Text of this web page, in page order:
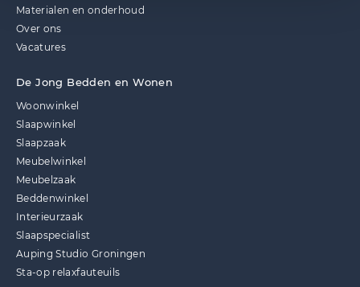
Materialen en onderhoud
Over ons
Vacatures
De Jong Bedden en Wonen
Woonwinkel
Slaapwinkel
Slaapzaak
Meubelwinkel
Meubelzaak
Beddenwinkel
Interieurzaak
Slaapspecialist
Auping Studio Groningen
Sta-op relaxfauteuils